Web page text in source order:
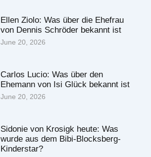
Ellen Ziolo: Was über die Ehefrau
von Dennis Schröder bekannt ist
June 20, 2026
Carlos Lucio: Was über den
Ehemann von Isi Glück bekannt ist
June 20, 2026
Sidonie von Krosigk heute: Was
wurde aus dem Bibi-Blocksberg-
Kinderstar?